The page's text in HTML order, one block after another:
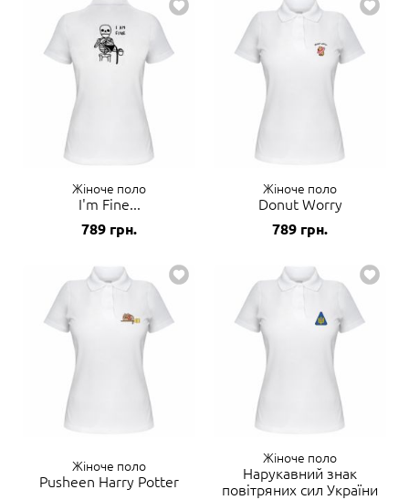
Жіноче поло
I'm Fine...
789 грн.
Жіноче поло
Donut Worry
789 грн.
Жіноче поло
Pusheen Harry Potter
Жіноче поло
Нарукавний знак
повітряних сил України